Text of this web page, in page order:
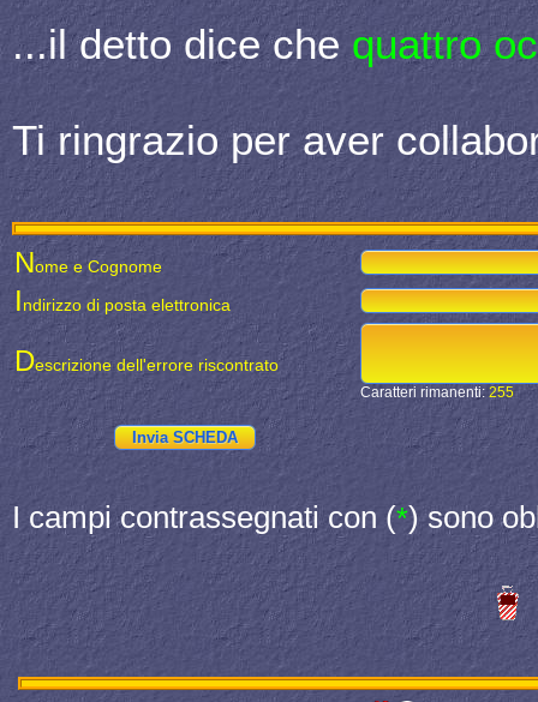
...il detto dice chequattro
Ti ringrazio per aver
Nome e Cognome
Indirizzo di posta elettronica
Descrizione dell'errore riscontrato
Caratteri rimanenti: 255
I campi contrassegnati con (*) sono